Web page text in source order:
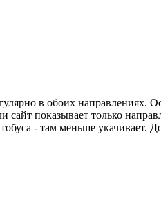
в обоих
показывает только
- там меньше укачивает.